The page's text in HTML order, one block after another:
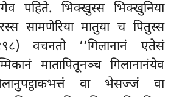
पहिते. भिक्खुस्स भिक्खुनिया
सामणेरिया मातुया च पितुस्स
वचनतो ‘‘गिलानानं एतेसं
मातापितूनञ्च गिलानानंयेव
वा भेसज्जं वा